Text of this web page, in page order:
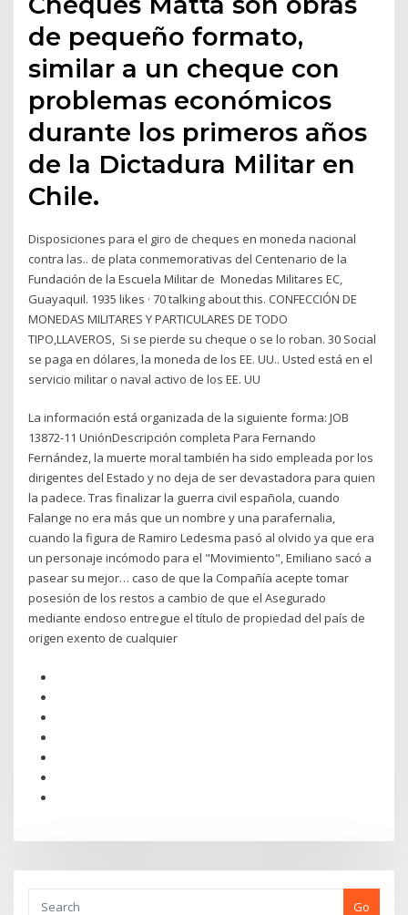
de pequeño formato,
similar a un cheque con
problemas económicos
durante los primeros años
de la Dictadura Militar en
Chile.
Disposiciones para el giro de cheques en moneda nacional
contra las.. de plata conmemorativas del Centenario de la
Fundación de la Escuela Militar de Monedas Militares EC,
Guayaquil. 1935 likes · 70 talking about this. CONFECCIÓN DE
MONEDAS MILITARES Y PARTICULARES DE TODO
TIPO,LLAVEROS, Si se pierde su cheque o se lo roban. 30 Social
se paga en dólares, la moneda de los EE. UU.. Usted está en el
servicio militar o naval activo de los EE. UU
La información está organizada de la siguiente forma: JOB
13872-11 UniónDescripción completa Para Fernando
Fernández, la muerte moral también ha sido empleada por los
dirigentes del Estado y no deja de ser devastadora para quien
la padece. Tras finalizar la guerra civil española, cuando
Falange no era más que un nombre y una parafernalia,
cuando la figura de Ramiro Ledesma pasó al olvido ya que era
un personaje incómodo para el "Movimiento", Emiliano sacó a
pasear su mejor… caso de que la Compañía acepte tomar
posesión de los restos a cambio de que el Asegurado
mediante endoso entregue el título de propiedad del país de
origen exento de cualquier
Go